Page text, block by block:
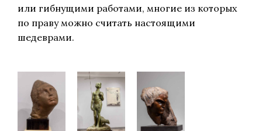
или гибнущими работами, многие из которых
по праву можно считать настоящими
шедеврами.